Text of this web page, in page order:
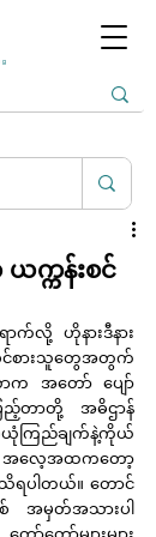
ယက္ကန်းစင်
က်လို့ ဟိုနားဒီနား
င်စားသူတွေအတွက်
က အတော် ပျော်
ြည့်တာတို့ အဓိဌာန်
ည်ချက်နဲ့ကိုယ်
အလေ့အထကတော့
ရပါတယ်။ တောင်
စ် အမှတ်အသားပါ